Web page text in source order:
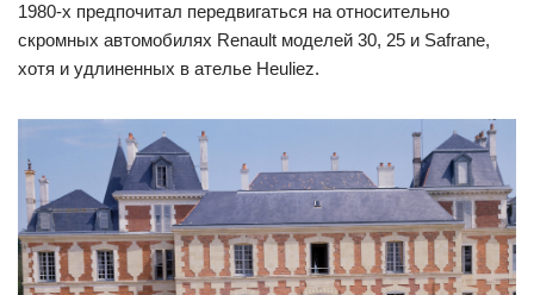
1980-х предпочитал передвигаться на относительно
скромных автомобилях Renault моделей 30, 25 и Safrane,
хотя и удлиненных в ателье Heuliez.